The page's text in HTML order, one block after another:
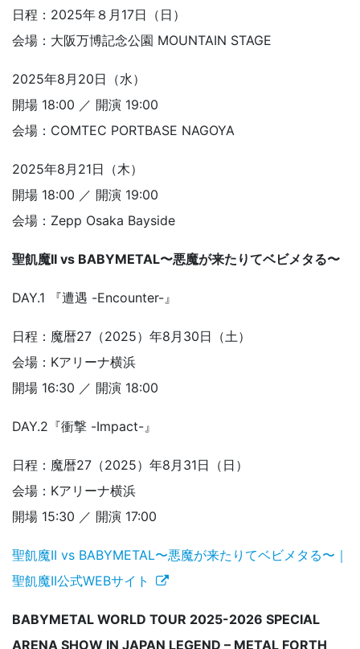
日程：2025年８月17日（日）
会場：大阪万博記念公園 MOUNTAIN STAGE
2025年8月20日（水）
開場 18:00 ／ 開演 19:00
会場：COMTEC PORTBASE NAGOYA
2025年8月21日（木）
開場 18:00 ／ 開演 19:00
会場：Zepp Osaka Bayside
聖飢魔II vs BABYMETAL〜悪魔が来たりてベビメタる〜
DAY.1 『遭遇 -Encounter-』
日程：魔暦27（2025）年8月30日（土）
会場：Kアリーナ横浜
開場 16:30 ／ 開演 18:00
DAY.2『衝撃 -Impact-』
日程：魔暦27（2025）年8月31日（日）
会場：Kアリーナ横浜
開場 15:30 ／ 開演 17:00
聖飢魔II vs BABYMETAL〜悪魔が来たりてベビメタる〜｜
聖飢魔II公式WEBサイト
BABYMETAL WORLD TOUR 2025-2026 SPECIAL
ARENA SHOW IN JAPAN LEGEND – METAL FORTH